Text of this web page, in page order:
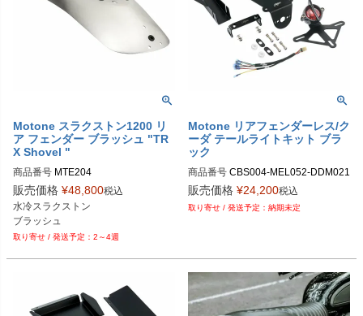
Motone スラクストン1200 リ
ア フェンダー ブラッシュ "TR
X Shovel "
商品番号 MTE204
販売価格 ¥48,800税込
水冷スラクストン
ブラッシュ
2～4週
Motone リアフェンダーレス/ク
ーダ テールライトキット ブラ
ック
商品番号 CBS004-MEL052-DDM021
旧：CBS004-MEL052-DDM012
販売価格 ¥24,200税込
納期未定